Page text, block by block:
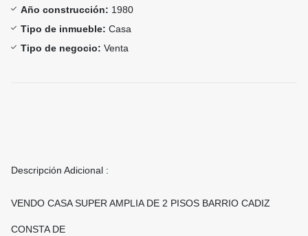
Año construcción: 1980
Tipo de inmueble: Casa
Tipo de negocio: Venta
Descripción Adicional :
VENDO CASA SUPER AMPLIA DE 2 PISOS BARRIO CADIZ
CONSTA DE